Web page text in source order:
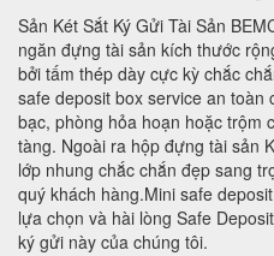
Sản Két Sắt Ký Gửi Tài Sản
ngăn đựng tài sản kích thước
bởi tấm thép dày cực kỳ chắc
safe deposit box service an toàn
bạc, phòng hỏa hoạn hoặc trộm
tàng. Ngoài ra hộp đựng tài sản
lớp nhung chắc chắn đẹp sang
quý khách hàng.Mini safe
lựa chọn và hài lòng Safe
ký gửi này của chúng tôi.